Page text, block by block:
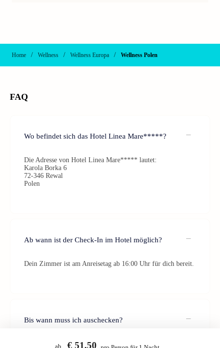
Home / Wellness / Wellness Europa / Wellness Polen
FAQ
Wo befindet sich das Hotel Linea Mare*****?
Die Adresse von Hotel Linea Mare***** lautet:
Karola Borka 6
72-346 Rewal
Polen
Ab wann ist der Check-In im Hotel möglich?
Dein Zimmer ist am Anreisetag ab 16:00 Uhr für dich bereit.
Bis wann muss ich auschecken?
Der Check-Out sollte bis 11:00 Uhr am Abreisetag erfolgen.
ab € 51,50